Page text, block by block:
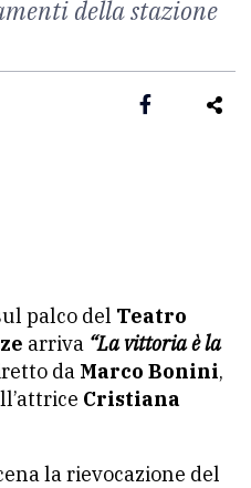
della stazione
palco del Teatro
arriva “La vittoria è la
da Marco Bonini,
Cristiana
la rievocazione del